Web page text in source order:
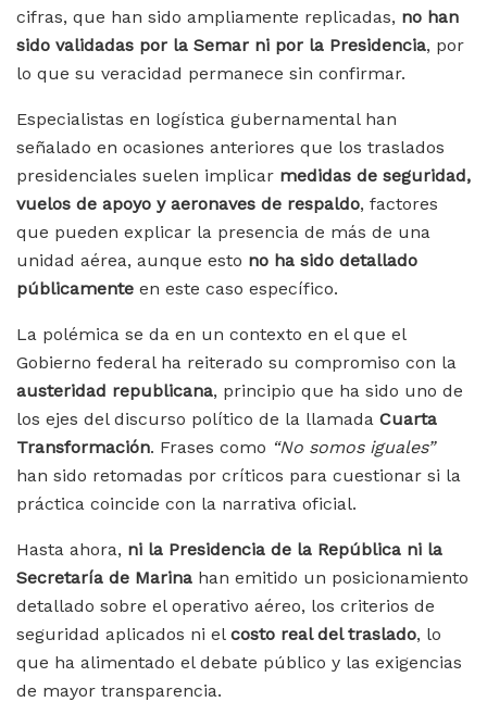
cifras, que han sido ampliamente replicadas, no han
sido validadas por la Semar ni por la Presidencia, por
lo que su veracidad permanece sin confirmar.
Especialistas en logística gubernamental han
señalado en ocasiones anteriores que los traslados
presidenciales suelen implicar medidas de seguridad,
vuelos de apoyo y aeronaves de respaldo, factores
que pueden explicar la presencia de más de una
unidad aérea, aunque esto no ha sido detallado
públicamente en este caso específico.
La polémica se da en un contexto en el que el
Gobierno federal ha reiterado su compromiso con la
austeridad republicana, principio que ha sido uno de
los ejes del discurso político de la llamada Cuarta
Transformación. Frases como “No somos iguales”
han sido retomadas por críticos para cuestionar si la
práctica coincide con la narrativa oficial.
Hasta ahora, ni la Presidencia de la República ni la
Secretaría de Marina han emitido un posicionamiento
detallado sobre el operativo aéreo, los criterios de
seguridad aplicados ni el costo real del traslado, lo
que ha alimentado el debate público y las exigencias
de mayor transparencia.